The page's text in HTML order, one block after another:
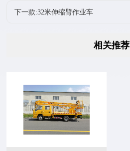
下一款:32米伸缩臂作业车
相关推荐